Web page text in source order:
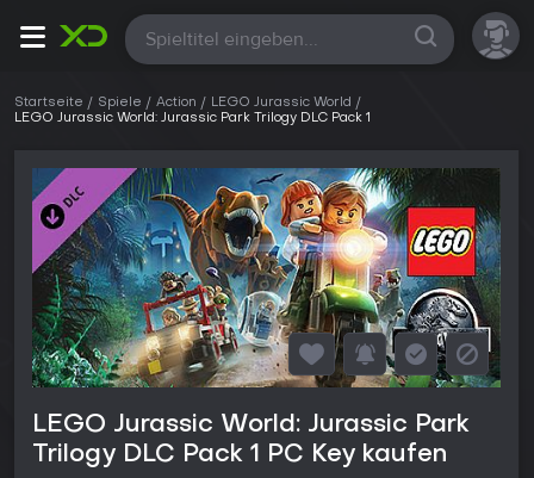
Alle
Startseite Spiele Action
LEGO Jurassic World
LEGO Jurassic World: Jurassic Park Trilogy DLC Pack 1
LEGO Jurassic World: Jurassic Park
Trilogy DLC Pack 1 PC Key kaufen